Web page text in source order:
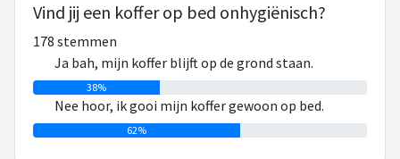
in de kofferruimte van een vliegtuig gelegen enz. Die zet je
toch net als je schoenen niet op je bed? Maar ik ben blijkbaar
maar 1 van de weinigen die daar zo over denkt, als ik dus die
programma’s zo zie.
Nu heb ik 2 vragen:
1. Zie de peiling: Vind jij een koffer op bed onhygiënisch?
Vind jij een koffer op bed onhygiënisch?
178 stemmen
Ja bah, mijn koffer blijft op de grond staan.
38%
Nee hoor, ik gooi mijn koffer gewoon op bed.
62%